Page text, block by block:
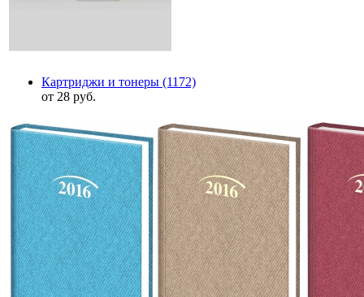
Картриджи и тонеры (1172)
от 28 руб.